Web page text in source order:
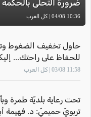
ضرورة التحلي
10:36 04/08 | كل العرب
حاول تخفيف الضغوط
للحفاظ على راحتك...
لهذا اليوم
11:58 03/08 | كل العرب
تحت رعاية بلديّة طمرة
تربويّ حميميّ: د. فهيمة